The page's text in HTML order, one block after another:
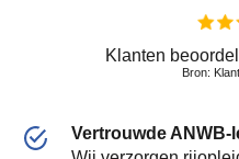
Klanten
Bron:
Vertrouwde ANWB-